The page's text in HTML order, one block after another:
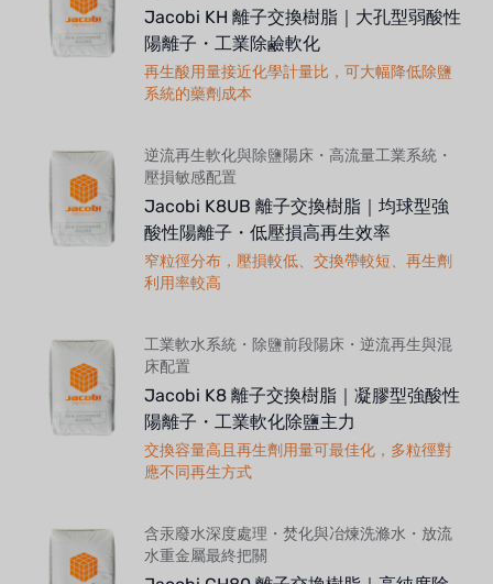
Jacobi KH 離子交換樹脂｜大孔型弱酸性
陽離子・工業除鹼軟化
再生酸用量接近化學計量比，可大幅降低除鹽
系統的藥劑成本
逆流再生軟化與除鹽陽床・高流量工業系統・
壓損敏感配置
Jacobi K8UB 離子交換樹脂｜均球型強
酸性陽離子・低壓損高再生效率
窄粒徑分布，壓損較低、交換帶較短、再生劑
利用率較高
工業軟水系統・除鹽前段陽床・逆流再生與混
床配置
Jacobi K8 離子交換樹脂｜凝膠型強酸性
陽離子・工業軟化除鹽主力
交換容量高且再生劑用量可最佳化，多粒徑對
應不同再生方式
含汞廢水深度處理・焚化與冶煉洗滌水・放流
水重金屬最終把關